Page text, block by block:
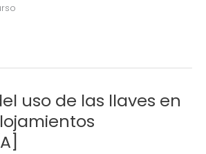
uso de las llaves en